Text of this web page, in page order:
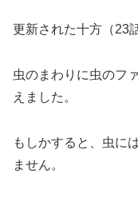
更新された十方（23
虫のまわりに虫のフ
えました。
もしかすると、虫に
ません。